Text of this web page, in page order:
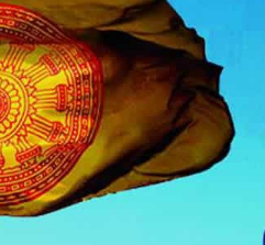
Meditatie
Edele Waarheden
Bibliotheek